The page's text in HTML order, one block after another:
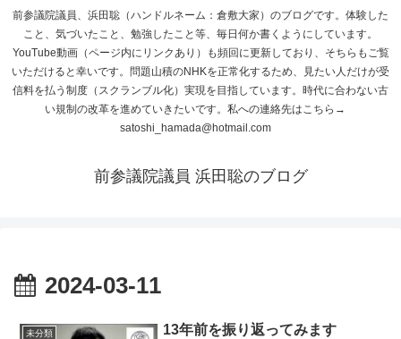
前参議院議員、浜田聡（ハンドルネーム：倉敷大家）のブログです。体験した
こと、気づいたこと、勉強したこと等、毎日何か書くようにしています。
YouTube動画（ページ内にリンクあり）も頻回に更新しており、そちらもご覧
いただけると幸いです。問題山積のNHKを正常化するため、見たい人だけが受
信料を払う制度（スクランブル化）実現を目指しています。時代に合わない古
い規制の改革を進めていきたいです。私への連絡先はこちら→
satoshi_hamada@hotmail.com
前参議院議員 浜田聡のブログ
2024-03-11
未分類 13年前を振り返ってみます